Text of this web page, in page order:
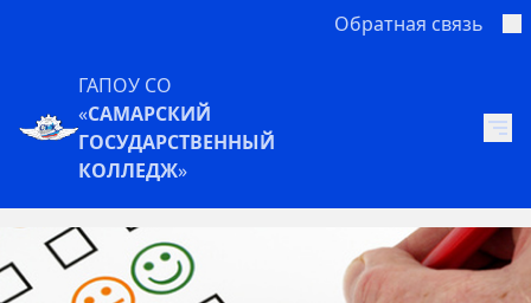
Обратная связь
ГАПОУ СО
«САМАРСКИЙ
ГОСУДАРСТВЕННЫЙ
КОЛЛЕДЖ»